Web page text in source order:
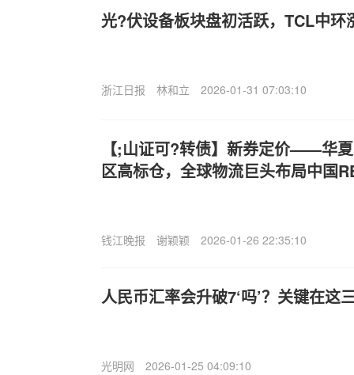
光?伏设备板块盘初活跃，TCL中环
浙江日报 林和立 2026-01-31 07:03:10
【;山证可?转债】新券定价——华
区高标仓，全球物流巨头布局中国
钱江晚报 谢颖颖 2026-01-26 22:35:10
人民币汇率会升破7‘吗’？关键在这
光明网 2026-01-25 04:09:10